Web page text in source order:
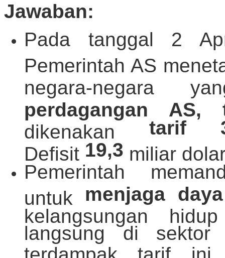
Jawaban:
Pada tanggal 2
Pemerintah AS
negara-negara
perdagangan AS,
dikenakan tarif
Defisit 19,3 miliar
Pemerintah
untuk menjaga
kelangsungan
langsung di sektor
terdampak tarif